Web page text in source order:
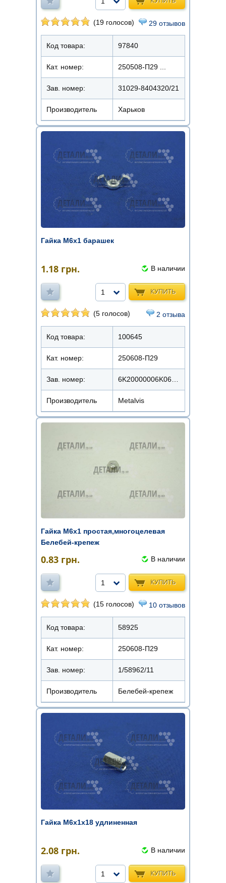
(19 голосов) 29 отзывов
Код товара: 97840
Кат. номер: 250508-П29 ...
Зав. номер: 31029-8404320/21
Производитель Харьков
Гайка М6х1 барашек
1.18 грн. В наличии
КУПИТЬ
1
(5 голосов) 2 отзыва
Код товара: 100645
Кат. номер: 250608-П29
Зав. номер:
Производитель Metalvis
Гайка М6х1 простая,многоцелевая
Белебей-крепеж
0.83 грн. В наличии
КУПИТЬ
1
(15 голосов) 10 отзывов
Код товара: 58925
Кат. номер: 250608-П29
Зав. номер: 1/58962/11
Производитель Белебей-крепеж
Гайка М6х1х18 удлиненная
2.08 грн. В наличии
КУПИТЬ
1